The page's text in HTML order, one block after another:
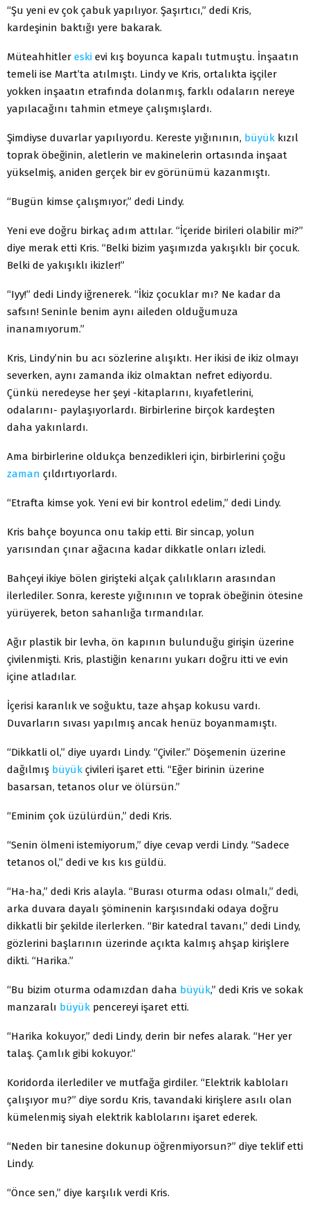
“Şu yeni ev çok çabuk yapılıyor. Şaşırtıcı,” dedi Kris,
kardeşinin baktığı yere bakarak.
Müteahhitler eski evi kış boyunca kapalı tutmuştu. İnşaatın
temeli ise Mart’ta atılmıştı. Lindy ve Kris, ortalıkta işçiler
yokken inşaatın etrafında dolanmış, farklı odaların nereye
yapılacağını tahmin etmeye çalışmışlardı.
Şimdiyse duvarlar yapılıyordu. Kereste yığınının, büyük kızıl
toprak öbeğinin, aletlerin ve makinelerin ortasında inşaat
yükselmiş, aniden gerçek bir ev görünümü kazanmıştı.
“Bugün kimse çalışmıyor,” dedi Lindy.
Yeni eve doğru birkaç adım attılar. “İçeride birileri olabilir mi?”
diye merak etti Kris. “Belki bizim yaşımızda yakışıklı bir çocuk.
Belki de yakışıklı ikizler!”
“Iyy!” dedi Lindy iğrenerek. “İkiz çocuklar mı? Ne kadar da
safsın! Seninle benim aynı aileden olduğumuza
inanamıyorum.”
Kris, Lindy’nin bu acı sözlerine alışıktı. Her ikisi de ikiz olmayı
severken, aynı zamanda ikiz olmaktan nefret ediyordu.
Çünkü neredeyse her şeyi -kitaplarını, kıyafetlerini,
odalarını- paylaşıyorlardı. Birbirlerine birçok kardeşten
daha yakınlardı.
Ama birbirlerine oldukça benzedikleri için, birbirlerini çoğu
zaman çıldırtıyorlardı.
“Etrafta kimse yok. Yeni evi bir kontrol edelim,” dedi Lindy.
Kris bahçe boyunca onu takip etti. Bir sincap, yolun
yarısından çınar ağacına kadar dikkatle onları izledi.
Bahçeyi ikiye bölen girişteki alçak çalılıkların arasından
ilerlediler. Sonra, kereste yığınının ve toprak öbeğinin ötesine
yürüyerek, beton sahanlığa tırmandılar.
Ağır plastik bir levha, ön kapının bulunduğu girişin üzerine
çivilenmişti. Kris, plastiğin kenarını yukarı doğru itti ve evin
içine atladılar.
İçerisi karanlık ve soğuktu, taze ahşap kokusu vardı.
Duvarların sıvası yapılmış ancak henüz boyanmamıştı.
“Dikkatli ol,” diye uyardı Lindy. “Çiviler.” Döşemenin üzerine
dağılmış büyük çivileri işaret etti. “Eğer birinin üzerine
basarsan, tetanos olur ve ölürsün.”
“Eminim çok üzülürdün,” dedi Kris.
“Senin ölmeni istemiyorum,” diye cevap verdi Lindy. “Sadece
tetanos ol,” dedi ve kıs kıs güldü.
“Ha-ha,” dedi Kris alayla. “Burası oturma odası olmalı,” dedi,
arka duvara dayalı şöminenin karşısındaki odaya doğru
dikkatli bir şekilde ilerlerken. “Bir katedral tavanı,” dedi Lindy,
gözlerini başlarının üzerinde açıkta kalmış ahşap kirişlere
dikti. “Harika.”
“Bu bizim oturma odamızdan daha büyük,” dedi Kris ve sokak
manzaralı büyük pencereyi işaret etti.
“Harika kokuyor,” dedi Lindy, derin bir nefes alarak. “Her yer
talaş. Çamlık gibi kokuyor.”
Koridorda ilerlediler ve mutfağa girdiler. “Elektrik kabloları
çalışıyor mu?” diye sordu Kris, tavandaki kirişlere asılı olan
kümelenmiş siyah elektrik kablolarını işaret ederek.
“Neden bir tanesine dokunup öğrenmiyorsun?” diye teklif etti
Lindy.
“Önce sen,” diye karşılık verdi Kris.